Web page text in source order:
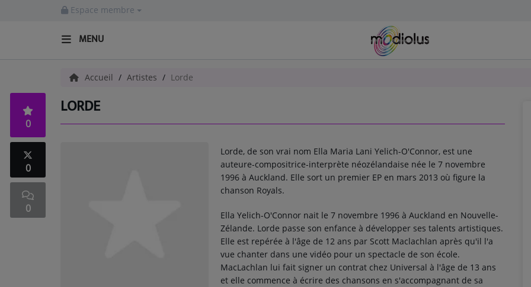
Espace membre
MENU
Radio
ACTUALITÉS
EMISSIONS
EQUIPES
EVÈNEMENTS
Accueil Artistes Lorde
LORDE
0
0
0
Lorde, de son vrai nom Ella Maria Lani Yelich-O'Connor, est une
auteure-compositrice-interprète néozélandaise née le 7 novembre
1996 à Auckland. Elle sort un premier EP en mars 2013 où figure la
chanson Royals.
Ella Yelich-O'Connor nait le 7 novembre 1996 à Auckland en Nouvelle-
Zélande. Lorde passe son enfance à développer ses talents artistiques.
Elle est repérée à l'âge de 12 ans par Scott Maclachlan après qu'il l'a
vue chanter dans une vidéo pour un spectacle de son école.
MacLachlan lui fait signer un contrat chez Universal à l'âge de 13 ans
et elle commence à écrire des chansons en s'accompagnant de sa